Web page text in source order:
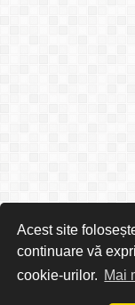
Acest site
continuare vă
cookie-urilor. Mai